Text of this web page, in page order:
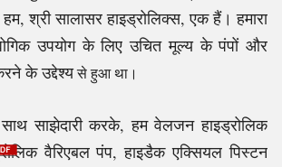
श्री सालासर हाइड्रोलिक्स, एक हैं। हमारा
उपयोग के लिए उचित मूल्य के पंपों और
के उद्देश्यसे हुआ था।
साझेदारी करके, हम वेलजन हाइड्रोलिक
वैरिएबल पंप, हाइडैक एक्सियल पिस्टन